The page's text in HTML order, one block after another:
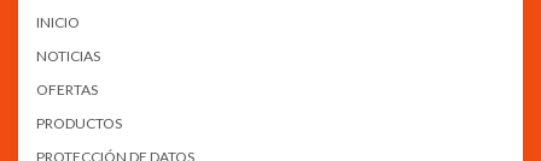
INICIO
NOTICIAS
OFERTAS
PRODUCTOS
PROTECCIÓN DE DATOS